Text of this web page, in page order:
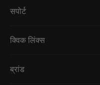
सपोर्ट
क्विक लिंक्स
ब्रांड